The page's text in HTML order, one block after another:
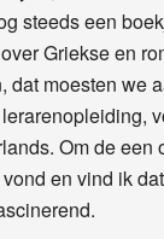
steeds een
Griekse en
dat moesten we
Om de een
en vind ik